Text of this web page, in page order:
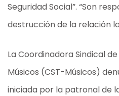
Seguridad Social”. “Son
destrucción de la relación
La Coordinadora Sindical
Músicos (CST-Músicos)
iniciada por la patronal de